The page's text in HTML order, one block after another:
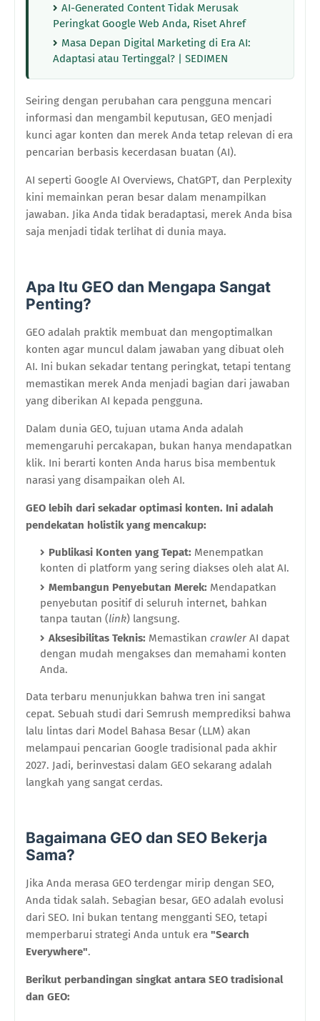
AI-Generated Content Tidak Merusak
Peringkat Google Web Anda, Riset Ahref
Masa Depan Digital Marketing di Era AI:
Adaptasi atau Tertinggal? | SEDIMEN
Seiring dengan perubahan cara pengguna mencari
informasi dan mengambil keputusan, GEO menjadi
kunci agar konten dan merek Anda tetap relevan di era
pencarian berbasis kecerdasan buatan (AI).
AI seperti Google AI Overviews, ChatGPT, dan Perplexity
kini memainkan peran besar dalam menampilkan
jawaban. Jika Anda tidak beradaptasi, merek Anda bisa
saja menjadi tidak terlihat di dunia maya.
Apa Itu GEO dan Mengapa Sangat
Penting?
GEO adalah praktik membuat dan mengoptimalkan
konten agar muncul dalam jawaban yang dibuat oleh
AI. Ini bukan sekadar tentang peringkat, tetapi tentang
memastikan merek Anda menjadi bagian dari jawaban
yang diberikan AI kepada pengguna.
Dalam dunia GEO, tujuan utama Anda adalah
memengaruhi percakapan, bukan hanya mendapatkan
klik. Ini berarti konten Anda harus bisa membentuk
narasi yang disampaikan oleh AI.
GEO lebih dari sekadar optimasi konten. Ini adalah
pendekatan holistik yang mencakup:
Publikasi Konten yang Tepat: Menempatkan
konten di platform yang sering diakses oleh alat AI.
Membangun Penyebutan Merek: Mendapatkan
penyebutan positif di seluruh internet, bahkan
tanpa tautan (link) langsung.
Aksesibilitas Teknis: Memastikan crawler AI dapat
dengan mudah mengakses dan memahami konten
Anda.
Data terbaru menunjukkan bahwa tren ini sangat
cepat. Sebuah studi dari Semrush memprediksi bahwa
lalu lintas dari Model Bahasa Besar (LLM) akan
melampaui pencarian Google tradisional pada akhir
2027. Jadi, berinvestasi dalam GEO sekarang adalah
langkah yang sangat cerdas.
Bagaimana GEO dan SEO Bekerja
Sama?
Jika Anda merasa GEO terdengar mirip dengan SEO,
Anda tidak salah. Sebagian besar, GEO adalah evolusi
dari SEO. Ini bukan tentang mengganti SEO, tetapi
memperbarui strategi Anda untuk era "Search
Everywhere".
Berikut perbandingan singkat antara SEO tradisional
dan GEO: